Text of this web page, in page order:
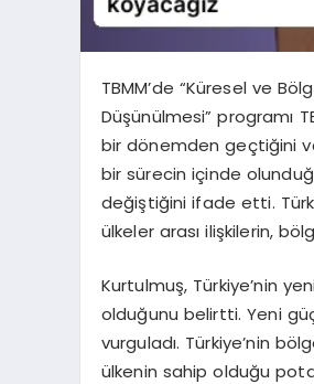
TBMM’de “Küresel ve
Düşünülmesi” programı
bir dönemden geçtiğini
bir sürecin içinde
değiştiğini ifade etti.
ülkeler arası ilişkilerin,
Kurtulmuş, Türkiye’nin
olduğunu belirtti. Yeni
vurguladı. Türkiye’nin
ülkenin sahip olduğu